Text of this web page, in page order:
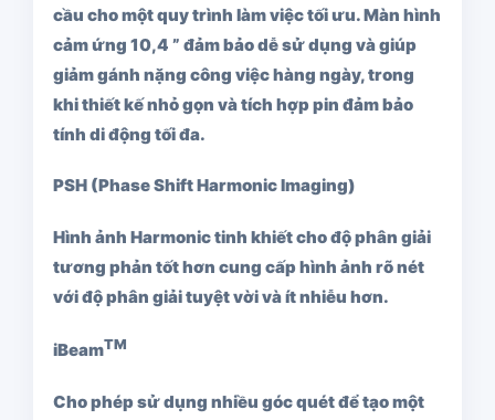
cầu cho một quy trình làm việc tối ưu. Màn hình
cảm ứng 10,4 ” đảm bảo dễ sử dụng và giúp
giảm gánh nặng công việc hàng ngày, trong
khi thiết kế nhỏ gọn và tích hợp pin đảm bảo
tính di động tối đa.
PSH (Phase Shift Harmonic Imaging)
Hình ảnh Harmonic tinh khiết cho độ phân giải
tương phản tốt hơn cung cấp hình ảnh rõ nét
với độ phân giải tuyệt vời và ít nhiễu hơn.
iBeamTM
Cho phép sử dụng nhiều góc quét để tạo một